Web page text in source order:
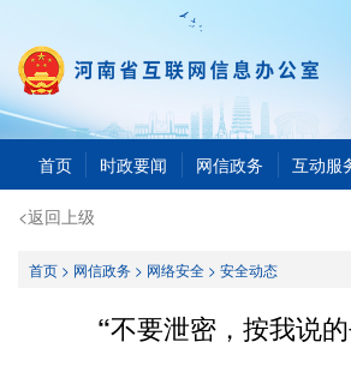
首页 时政要闻 网信政务 互动服
<返回上级
首页> 网信政务> 网络安全> 安全动态
“不要泄密，按我说